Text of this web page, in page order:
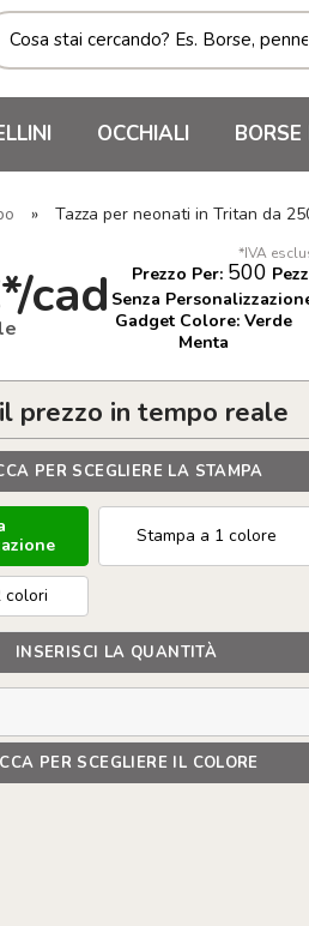
OCCHIALI
» Tazza per neonati in Tritan da
*IVA
cad Prezzo Per: 500
Senza
Gadget Colore: Verde
Menta
prezzo in tempo reale
PER SCEGLIERE LA STAMPA
Stampa a 1 colore
colori
INSERISCI LA QUANTITÀ
PER SCEGLIERE IL COLORE